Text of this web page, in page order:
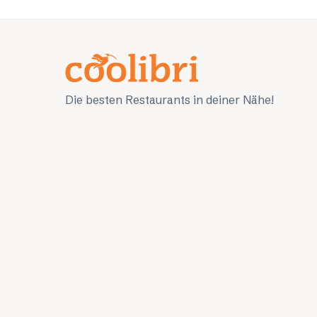
Die besten Restaurants in deiner Nähe!